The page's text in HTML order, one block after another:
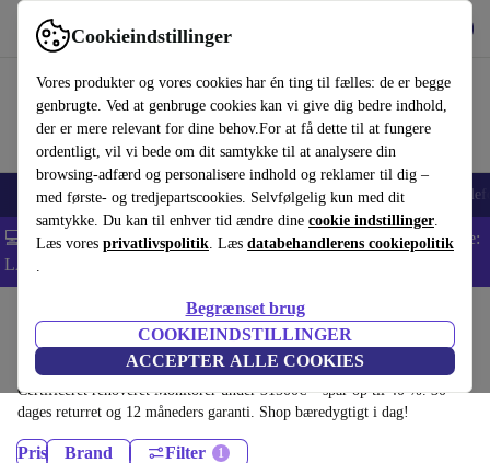
Cookieindstillinger
Vores produkter og vores cookies har én ting til fælles: de er begge
genbrugte. Ved at genbruge cookies kan vi give dig bedre indhold,
der er mere relevant for dine behov.For at få dette til at fungere
ordentligt, vil vi bede om dit samtykke til at analysere din
browsing-adfærd og personalisere indhold og reklamer til dig –
med første- og tredjepartscookies. Selvfølgelig kun med dit
samtykke. Du kan til enhver tid ændre dine cookie indstillinger.
Læs vores privatlivspolitik. Læs databehandlerens cookiepolitik
.
Begrænset brug
COOKIEINDSTILLINGER
ACCEPTER ALLE COOKIES
Brug refurbed hurtigt og nemt
Smartphones Bærbare Tablets Smartwatches Tilbehør
💻 Ekstra 5% rabat på alle MacBooks og bærbare computere - Kode:
LAPTOP5 -
Monitorer:
Certificeret renoveret Monitorer under 31500€ – spar op til 40 %. 30
dages returret og 12 måneders garanti. Shop bæredygtigt i dag!
Pris Brand Filter